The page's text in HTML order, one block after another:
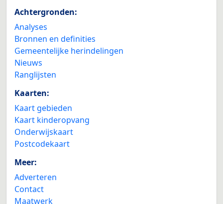
Achtergronden:
Analyses
Bronnen en definities
Gemeentelijke herindelingen
Nieuws
Ranglijsten
Kaarten:
Kaart gebieden
Kaart kinderopvang
Onderwijskaart
Postcodekaart
Meer:
Adverteren
Contact
Maatwerk